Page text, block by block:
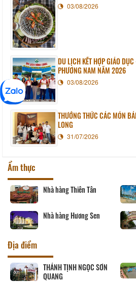
03/08/2026
DU LỊCH KẾT HỢP GIÁO
PHƯƠNG NAM NĂM 2026
03/08/2026
THƯỞNG THỨC CÁC MÓN
LONG
31/07/2026
Ẩm thực
Nhà hàng Thiên Tân
Tàu
Vĩnh
Nhà hàng Hương Sen
Nhà
Địa điểm
THÁNH TỊNH NGỌC SƠN
QUANG
DN
SaLa